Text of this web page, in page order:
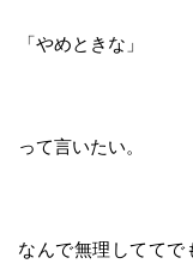
「やめときな」
って言いたい。
なんで無理しててで